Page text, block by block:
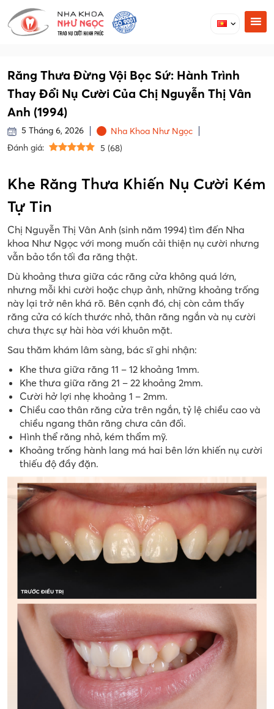
Răng Thưa Đừng Vội Bọc Sứ: Hành Trình
Thay Đổi Nụ Cười Của Chị Nguyễn Thị Vân
Anh (1994)
5 Tháng 6, 2026
Nha Khoa Như Ngọc
Đánh giá:
5 (68)
Khe Răng Thưa Khiến Nụ Cười Kém
Tự Tin
Chị Nguyễn Thị Vân Anh (sinh năm 1994) tìm đến Nha
khoa Như Ngọc với mong muốn cải thiện nụ cười nhưng
vẫn bảo tồn tối đa răng thật.
Dù khoảng thưa giữa các răng cửa không quá lớn,
nhưng mỗi khi cười hoặc chụp ảnh, những khoảng trống
này lại trở nên khá rõ. Bên cạnh đó, chị còn cảm thấy
răng cửa có kích thước nhỏ, thân răng ngắn và nụ cười
chưa thực sự hài hòa với khuôn mặt.
Sau thăm khám lâm sàng, bác sĩ ghi nhận:
Khe thưa giữa răng 11 – 12 khoảng 1mm.
Khe thưa giữa răng 21 – 22 khoảng 2mm.
Cười hở lợi nhẹ khoảng 1 – 2mm.
Chiều cao thân răng cửa trên ngắn, tỷ lệ chiều cao và
chiều ngang thân răng chưa cân đối.
Hình thể răng nhỏ, kém thẩm mỹ.
Khoảng trống hành lang má hai bên lớn khiến nụ cười
thiếu độ đầy đặn.